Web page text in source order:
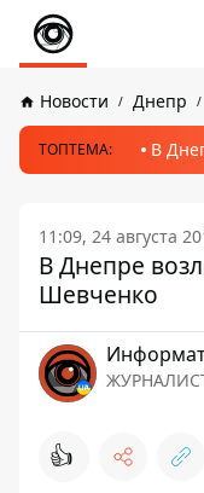
Новости Днепр
ТОПТЕМА: В
11:09, 24 августа
В Днепре
Шевченко
👍